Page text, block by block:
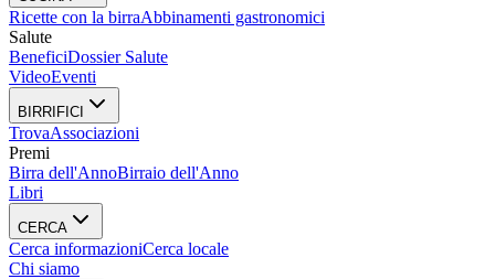
Ricette con la birraAbbinamenti gastronomici
Salute
BeneficiDossier Salute
VideoEventi
BIRRIFICI
TrovaAssociazioni
Premi
Birra dell'AnnoBirraio dell'Anno
Libri
CERCA
Cerca informazioniCerca locale
Chi siamo